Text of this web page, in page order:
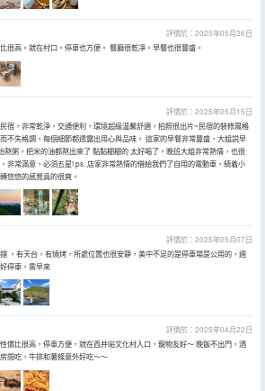
評價於：2025年05月26日
很高。就在村口。停車也方便。 餐廳很乾凈。早餐也很豐盛。
評價於：2025年05月15日
宿，非常乾淨，交通便利，環境超級温馨舒適，拍照很出片~民宿的裝修風格
不失格調，每個細節都透露出用心與品味。 這家的早餐非常豐盛，大姐説早
熬粥，把米的油都熬出來了 黏黏糊糊的 太好喝了。晚班大姐非常熱情，也很
非常滿意，必須五星! ps. 店家非常熱情的借給我們了自用的電動車，騎着小
悠悠的感覺真的很爽。
評價於：2025年05月07日
，有天台，有燒烤，所處位置也很安靜，美中不足的是停車場是公用的，週
停車，需早來
評價於：2025年04月22日
價比很高，停車方便，就在西井峪文化村入口，寵物友好～ 晚飯不出門，酒
間吃，牛排和薯條意外好吃～～